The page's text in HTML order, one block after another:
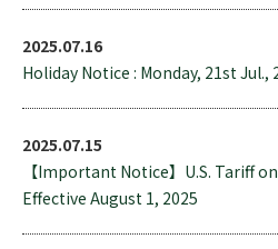
2025.07.16
Holiday Notice : Monday, 21st Jul.,
2025.07.15
【Important Notice】U.S. Tariff
Effective August 1, 2025